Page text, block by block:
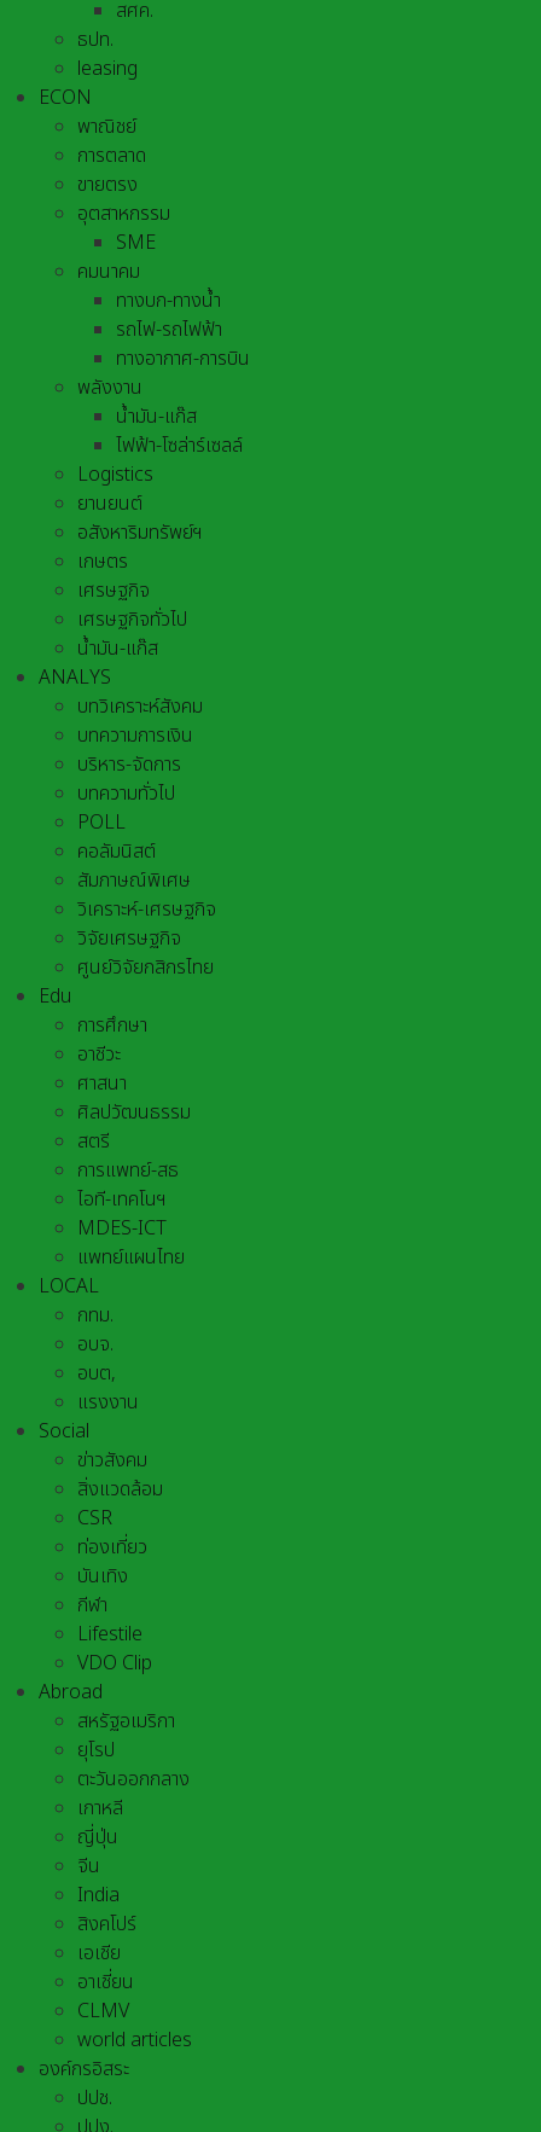
สศค.
ธปท.
leasing
ECON
พาณิชย์
การตลาด
ขายตรง
อุตสาหกรรม
SME
คมนาคม
ทางบก-ทางน้ำ
รถไฟ-รถไฟฟ้า
ทางอากาศ-การบิน
พลังงาน
น้ำมัน-แก๊ส
ไฟฟ้า-โซล่าร์เซลล์
Logistics
ยานยนต์
อสังหาริมทรัพย์ฯ
เกษตร
เศรษฐกิจ
เศรษฐกิจทั่วไป
น้ำมัน-แก๊ส
ANALYS
บทวิเคราะห์สังคม
บทความการเงิน
บริหาร-จัดการ
บทความทั่วไป
POLL
คอลัมนิสต์
สัมภาษณ์พิเศษ
วิเคราะห์-เศรษฐกิจ
วิจัยเศรษฐกิจ
ศูนย์วิจัยกสิกรไทย
Edu
การศึกษา
อาชีวะ
ศาสนา
ศิลปวัฒนธรรม
สตรี
การแพทย์-สธ
ไอที-เทคโนฯ
MDES-ICT
แพทย์แผนไทย
LOCAL
กทม.
อบจ.
อบต,
แรงงาน
Social
ข่าวสังคม
สิ่งแวดล้อม
CSR
ท่องเที่ยว
บันเทิง
กีฬา
Lifestile
VDO Clip
Abroad
สหรัฐอเมริกา
ยุโรป
ตะวันออกกลาง
เกาหลี
ญี่ปุ่น
จีน
India
สิงคโปร์
เอเชีย
อาเชี่ยน
CLMV
world articles
องค์กรอิสระ
ปปช.